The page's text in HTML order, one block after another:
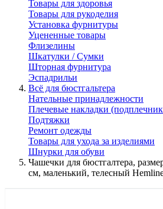
Товары для здоровья
Товары для рукоделия
Установка фурнитуры
Уцененные товары
Флизелины
Шкатулки / Сумки
Шторная фурнитура
Эспадрильи
Всё для бюстгальтера
Нательные принадлежности
Плечевые накладки
Подтяжки
Ремонт одежды
Товары для ухода за изделиями
Шнурки для обуви
Чашечки для бюстгалтера,
см, маленький, телесный